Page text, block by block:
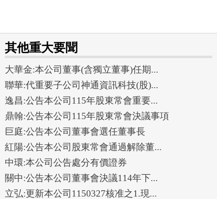
其他重大要聞
大華金:本公司董事(含獨立董事)任期...
聯華:代重要子公司神通資訊科技(股)...
逸昌:公告本公司115年股東常會重要...
鼎翰:公告本公司115年股東常會決議事項
巨庭:公告本公司董事會選任董事長
紅陽:公告本公司股東常會通過解除董...
中環:本公司公告處分有價證券
關中:公告本公司董事會決議114年下...
立弘:更新本公司1150327核准之1.現...